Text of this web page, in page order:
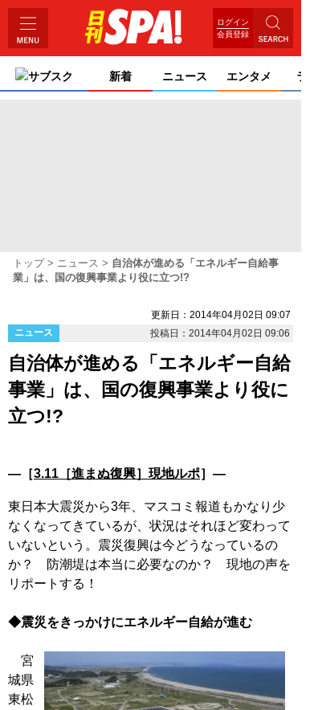
ログイン
会員登録
サブスク 新着 ニュース エンタメ ライ
トップ ニュース
自治体が進める「エネルギー自給事
業」は、国の復興事業より役に立つ!?
更新日：2014年04月02日 09:07
ニュース
投稿日：2014年04月02日 09:06
自治体が進める「エネルギー自給
事業」は、国の復興事業より役に
立つ!?
―［3.11［進まぬ復興］現地ルポ］―
東日本大震災から3年、マスコミ報道もかなり少
なくなってきているが、状況はそれほど変わって
いないという。震災復興は今どうなっているの
か？ 防潮堤は本当に必要なのか？ 現地の声を
リポートする！
◆震災をきっかけにエネルギー自給が進む
宮
城県
東松